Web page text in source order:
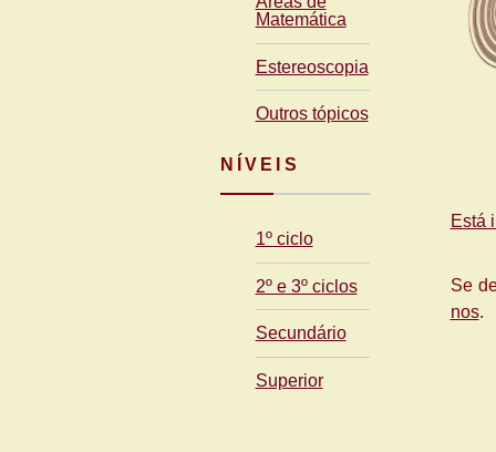
Está
Se
nos.
Matemática
Estereoscopia
Outros tópicos
NÍVEIS
1º ciclo
2º e 3º ciclos
Secundário
Superior